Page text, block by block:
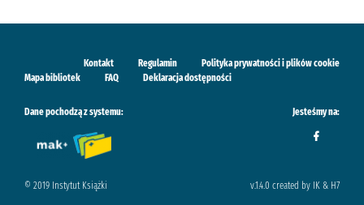
Kontakt Regulamin
Polityka prywatności i plików cookie
Mapa bibliotek
FAQ Deklaracja dostępności
Dane pochodzą z systemu: Jesteśmy na:
© 2019 Instytut Książki v.1.4.0 created by IK & H7